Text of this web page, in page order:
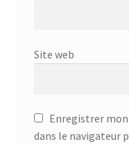
Site web
Enregistrer
dans le navigateur